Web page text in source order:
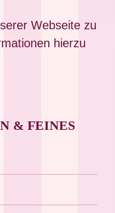
Webseite zu
hierzu
& FEINES